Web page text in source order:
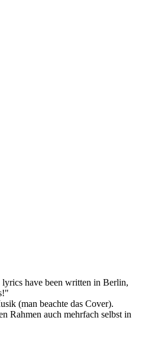
have been written in Berlin,
(man beachte das Cover).
Rahmen auch mehrfach selbst in